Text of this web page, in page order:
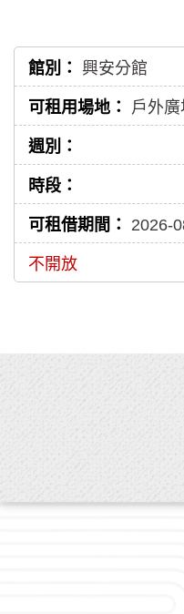
興安分館
戶外
2026-
不開放